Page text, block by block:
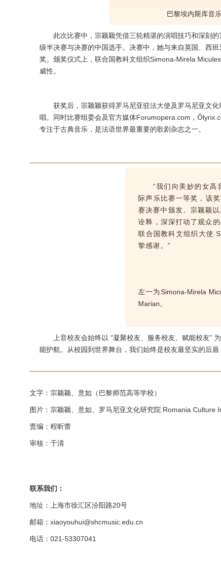
巴黎埃内斯库音
此次比赛中，宗颖颖凭借三轮精湛的演唱技巧和深刻
级半决赛与决赛的中国选手。决赛中，她与来自英国、西
奖。颁奖仪式上，联合国教科文组织Simona-Mirela
威性。
获奖后，宗颖颖获得罗马尼亚驻法大使及罗马尼亚文
唱。 同时比赛组委会及官方媒体Forumopera.com，
专注于古典音乐，是法语世界最重要的歌剧杂志之一。
“我们向美妙的女
际声乐比赛一等奖，该
赛决赛中颁发。 宗颖颖
诠释，深深打动了观众
联合国教科文组织大使
挚感谢。”
左一为Simona-Mirela
Marian。
上音校友会始终以 “凝聚校友、服务校友、赋能校友
能护航。从校园到世界舞台，我们始终是校友最坚实的后
文字：宗颖颖、意如（巴黎师范高等学校）
图片： 宗颖颖、 意如、罗马尼亚文化研究院 Romania Culture
责编：程昕蕾
审核：于清
联系我们：
地址：上海市徐汇区汾阳路20号
邮箱：xiaoyouhui@shcmusic.edu.cn
电话：021-53307041